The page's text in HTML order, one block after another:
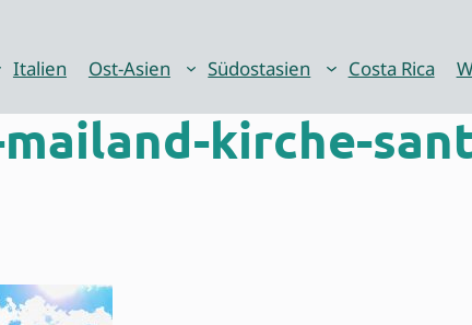
Italien Ost-Asien Südostasien Costa Rica
kirche-